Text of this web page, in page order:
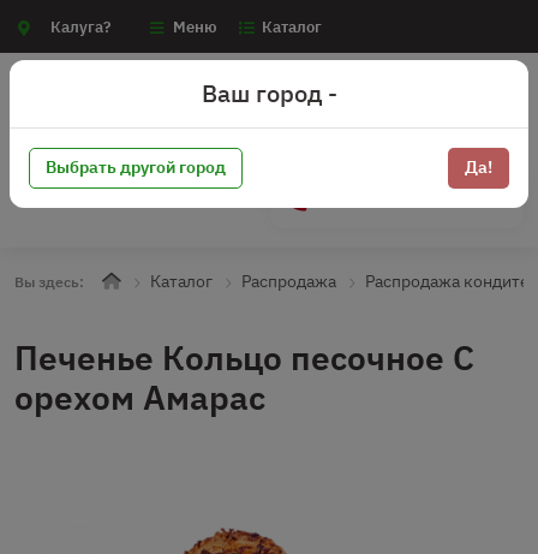
Калуга? Меню Каталог
Вы здесь: Каталог Распродажа Распродажа
Печенье Кольцо песочное С
орехом Амарас
Ваш город -
Выбрать другой город Да!